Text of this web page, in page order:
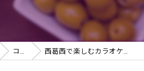
コラム 西葛西で楽しむカラオケ＆ダーツバー！